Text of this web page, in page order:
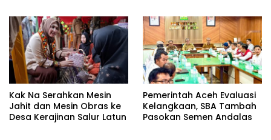
Kak Na Serahkan Mesin
Jahit dan Mesin Obras ke
Desa Kerajinan Salur Latun
Pemerintah Aceh Evaluasi
Kelangkaan, SBA Tambah
Pasokan Semen Andalas